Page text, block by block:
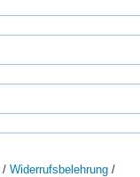
/ Widerrufsbelehrung /